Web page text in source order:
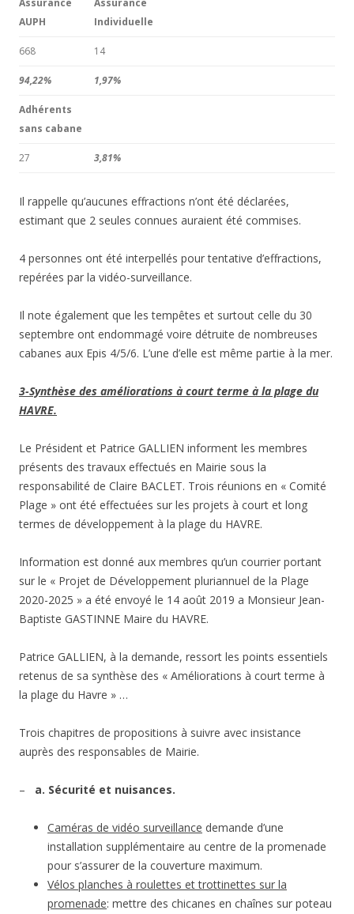
Assurance
AUPH
Assurance
Individuelle
668 14
94,22% 1,97%
Adhérents
sans cabane
27 3,81%
Il rappelle qu’aucunes effractions n’ont été déclarées,
estimant que 2 seules connues auraient été commises.
4 personnes ont été interpellés pour tentative d’effractions,
repérées par la vidéo-surveillance.
Il note également que les tempêtes et surtout celle du 30
septembre ont endommagé voire détruite de nombreuses
cabanes aux Epis 4/5/6. L’une d’elle est même partie à la mer.
3-Synthèse des améliorations à court terme à la plage du
HAVRE.
Le Président et Patrice GALLIEN informent les membres
présents des travaux effectués en Mairie sous la
responsabilité de Claire BACLET. Trois réunions en « Comité
Plage » ont été effectuées sur les projets à court et long
termes de développement à la plage du HAVRE.
Information est donné aux membres qu’un courrier portant
sur le « Projet de Développement pluriannuel de la Plage
2020-2025 » a été envoyé le 14 août 2019 a Monsieur Jean-
Baptiste GASTINNE Maire du HAVRE.
Patrice GALLIEN, à la demande, ressort les points essentiels
retenus de sa synthèse des « Améliorations à court terme à
la plage du Havre » …
Trois chapitres de propositions à suivre avec insistance
auprès des responsables de Mairie.
– a. Sécurité et nuisances.
Caméras de vidéo surveillance demande d’une
installation supplémentaire au centre de la promenade
pour s’assurer de la couverture maximum.
Vélos planches à roulettes et trottinettes sur la
promenade: mettre des chicanes en chaînes sur poteau